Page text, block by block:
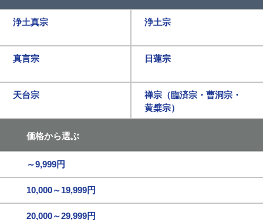
浄土真宗 浄土宗
真言宗 日蓮宗
天台宗
禅宗（臨済宗・曹洞宗・
黄檗宗）
価格から選ぶ
～9,999円
10,000～19,999円
20,000～29,999円